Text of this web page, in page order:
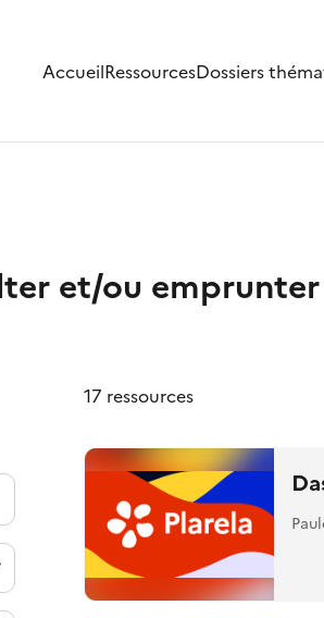
AccueilRessourcesDossiers
et/ou emprunter
17 ressources